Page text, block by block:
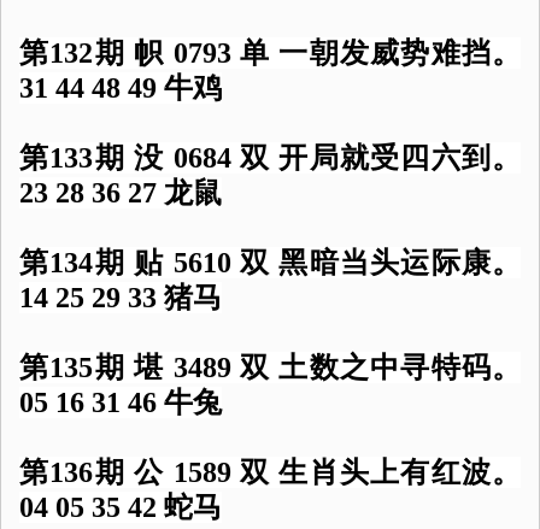
第132期 帜 0793 单 一朝发威势难挡。
31 44 48 49 牛鸡
第133期 没 0684 双 开局就受四六到。
23 28 36 27 龙鼠
第134期 贴 5610 双 黑暗当头运际康。
14 25 29 33 猪马
第135期 堪 3489 双 土数之中寻特码。
05 16 31 46 牛兔
第136期 公 1589 双 生肖头上有红波。
04 05 35 42 蛇马